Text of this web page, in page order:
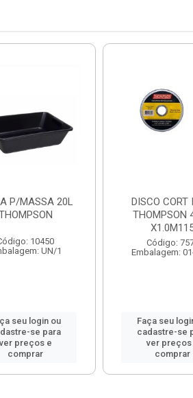
P/MASSA 20L
10450
UN/1
seu login ou
se para
preços e
comprar
DISCO CORT
THOMPSON
Código:
Embalagem:
Faça seu
cadastre-se
ver preços
comprar